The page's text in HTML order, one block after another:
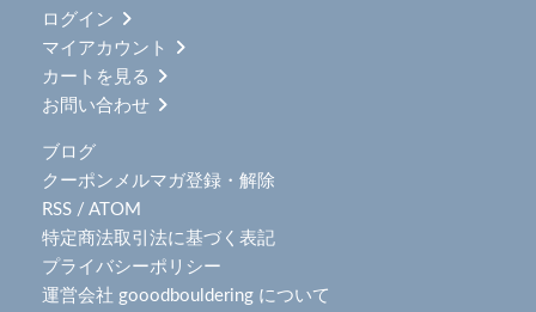
ログイン
マイアカウント
カートを見る
お問い合わせ
ブログ
クーポンメルマガ登録・解除
RSS / ATOM
特定商法取引法に基づく表記
プライバシーポリシー
運営会社 gooodbouldering について